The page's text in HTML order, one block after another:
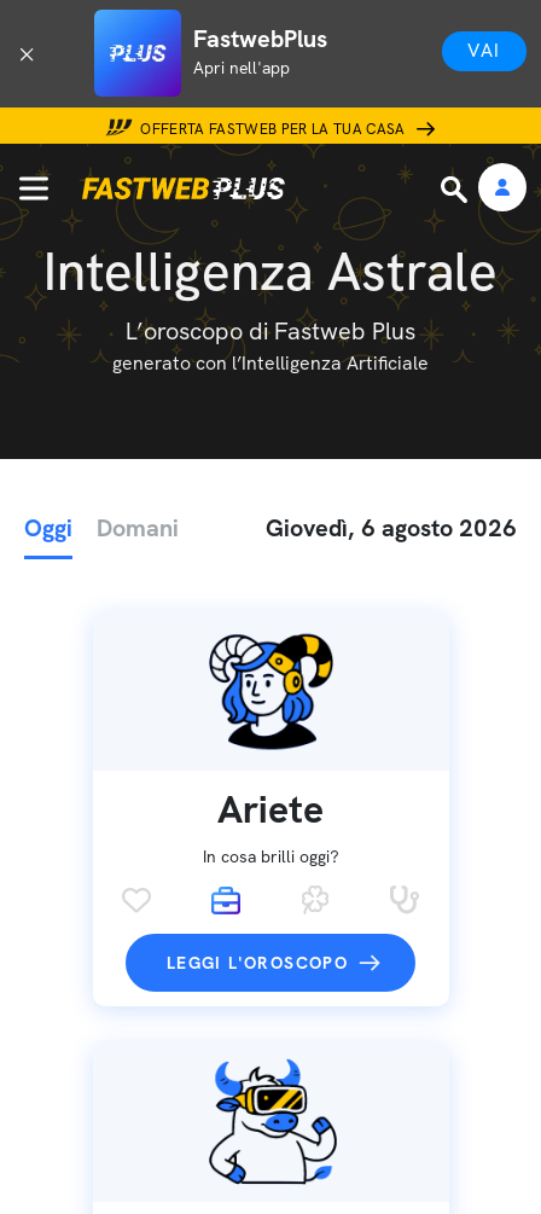
FastwebPlus
Apri nell'app
VAI
OFFERTA FASTWEB PER LA TUA CASA
Intelligenza Astrale
L’oroscopo di Fastweb Plus
generato con l’Intelligenza Artificiale
Oggi Domani Giovedì, 6 agosto 2026
Ariete
In cosa brilli oggi?
LEGGI L'OROSCOPO